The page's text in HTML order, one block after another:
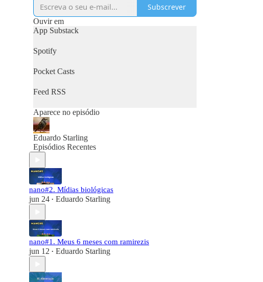
Subscrever
Ouvir em
App Substack
Spotify
Pocket Casts
Feed RSS
Aparece no episódio
Eduardo Starling
Episódios Recentes
nano#2. Mídias biológicas
jun 24 • Eduardo Starling
nano#1. Meus 6 meses com ramirezis
jun 12 • Eduardo Starling